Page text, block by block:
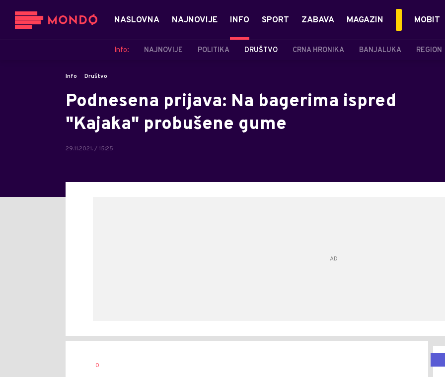
NASLOVNA NAJNOVIJE INFO
Info: NAJNOVIJE POLITIKA DRUŠTVO CRNA HRONIKA BANJALUKA REGION
SPORT ZABAVA MAGAZIN MOBIT
Info Društvo
Podnesena prijava: Na bagerima ispred
"Kajaka" probušene gume
29.11.2021. / 15:25
AUTOR
0